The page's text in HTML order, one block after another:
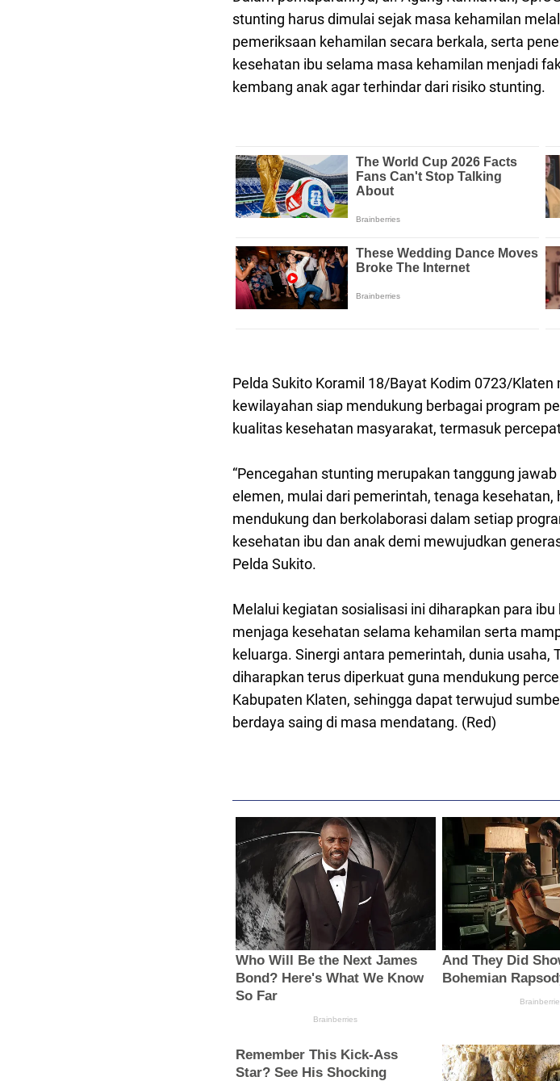
stunting harus dimulai sejak masa kehamilan
pemeriksaan kehamilan secara berkala, serta
kesehatan ibu selama masa kehamilan menjadi
kembang anak agar terhindar dari risiko stunting.
Pelda Sukito Koramil 18/Bayat Kodim 0723/
kewilayahan siap mendukung berbagai program
kualitas kesehatan masyarakat, termasuk
“Pencegahan stunting merupakan tanggung
elemen, mulai dari pemerintah, tenaga
mendukung dan berkolaborasi dalam setiap
kesehatan ibu dan anak demi mewujudkan
Pelda Sukito.
Melalui kegiatan sosialisasi ini diharapkan para
menjaga kesehatan selama kehamilan serta
keluarga. Sinergi antara pemerintah, dunia
diharapkan terus diperkuat guna mendukung
Kabupaten Klaten, sehingga dapat terwujud
berdaya saing di masa mendatang. (Red)